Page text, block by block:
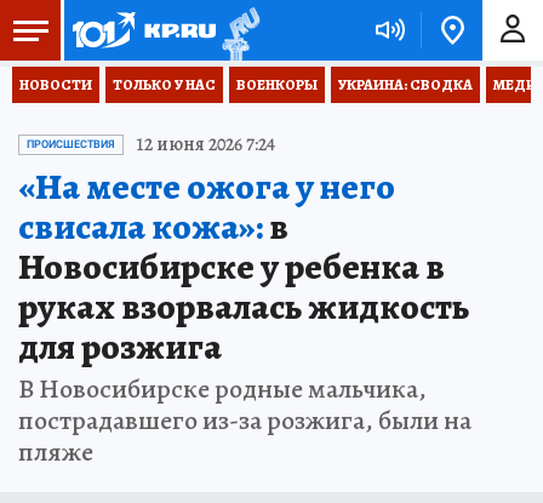
НОВОСТИ ТОЛЬКО У НАС ВОЕНКОРЫ УКРАИНА: СВОДКА
ПРОИСШЕСТВИЯ 12 июня 2026 7:24
«На месте ожога у него
свисала кожа»:в
Новосибирске у ребенка в
руках взорвалась жидкость
для розжига
В Новосибирске родные мальчика,
пострадавшего из-за розжига, были на
пляже